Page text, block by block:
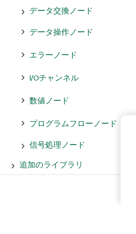
データ交換ノード
データ操作ノード
エラーノード
I/Oチャンネル
数値ノード
プログラムフローノード
信号処理ノード
追加のライブラリ